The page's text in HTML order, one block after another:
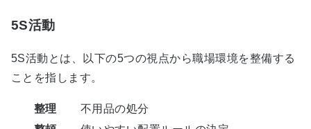
5S活動
5S活動とは、以下の5つの視点から職場環境を整備する
ことを指します。
整理
不用品の処分